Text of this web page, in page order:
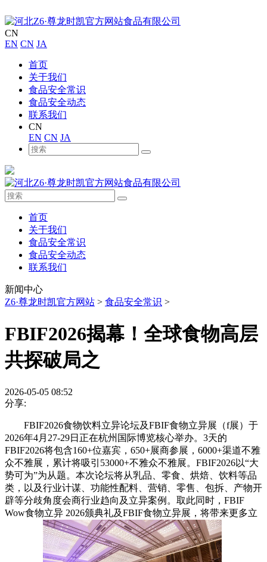
CN
EN CN JA
首页
关于我们
食品安全常识
食品安全动态
联系我们
CN
EN CN JA
首页
关于我们
食品安全常识
食品安全动态
联系我们
新闻中心
Z6·尊龙时凯官方网站 > 食品安全常识 >
FBIF2026揭幕！全球食物高层
共探破局之
2026-05-05 08:52
分享:
FBIF2026食物饮料立异论坛及FBIF食物立异展（f展）于
2026年4月27-29日正在杭州国际博览核心举办。3天的
FBIF2026将包含160+位嘉宾，650+展商参展，6000+渠道不雅
众不雅展，累计将吸引53000+不雅众不雅展。FBIF2026以“大
势可为”为从题。本次论坛将从乳品、零食、烘焙、饮料等品
类，以及行业计谋、功能性配料、营销、零售、包拆、产物开
辟等分歧角度会商行业趋向及立异案例。取此同时，FBIF
Wow食物立异 2026颁典礼及FBIF食物立异展，将带来更多立